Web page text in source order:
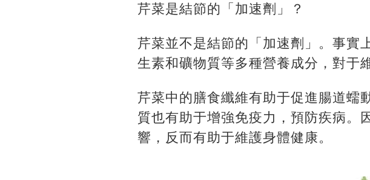
芹菜是結節的「加速劑」？
芹菜並不是結節的「加速劑」。事實
生素和礦物質等多種營養成分，對于
芹菜中的膳食纖維有助于促進腸道蠕
質也有助于增強免疫力，預防疾病。
響，反而有助于維護身體健康。